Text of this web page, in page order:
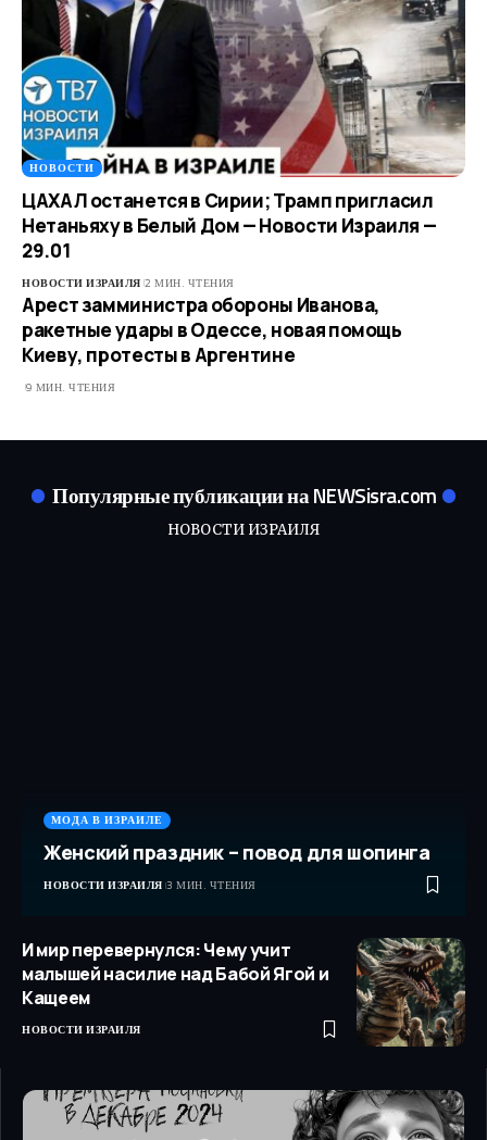
НОВОСТИ
ЦАХАЛ останется в Сирии; Трамп пригласил
Нетаньяху в Белый Дом — Новости Израиля —
29.01
НОВОСТИ ИЗРАИЛЯ 2 МИН. ЧТЕНИЯ
Арест замминистра обороны Иванова,
ракетные удары в Одессе, новая помощь
Киеву, протесты в Аргентине
9 МИН. ЧТЕНИЯ
Популярные публикации на NEWSisra.com
НОВОСТИ ИЗРАИЛЯ
МОДА В ИЗРАИЛЕ
Женский праздник – повод для шопинга
НОВОСТИ ИЗРАИЛЯ 3 МИН. ЧТЕНИЯ
И мир перевернулся: Чему учит
малышей насилие над Бабой Ягой и
Кащеем
НОВОСТИ ИЗРАИЛЯ